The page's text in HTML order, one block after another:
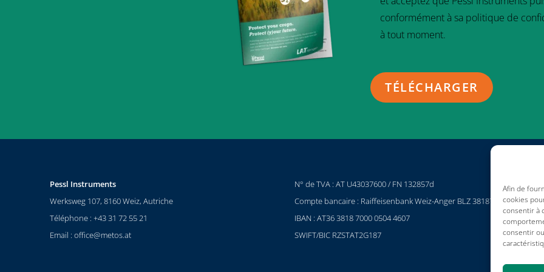
Afin de
cookies
consentir à
consentir
conformément à sa politique de
à tout moment.
Pessl Instruments
Werksweg 107, 8160 Weiz, Autriche
Téléphone : +43 31 72 55 21
Email :office@metos.at
N° de TVA : AT U43037600 / FN 132857d
Compte bancaire : Raiffeisenbank Weiz-Anger BLZ 38187
IBAN : AT36 3818 7000 0504 4607
SWIFT/BIC RZSTAT2G187